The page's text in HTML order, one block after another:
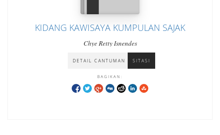
KIDANG KAWISAYA KUMPULAN SAJAK
Chye Retty Isnendes
DETAIL CANTUMAN SITASI
BAGIKAN: